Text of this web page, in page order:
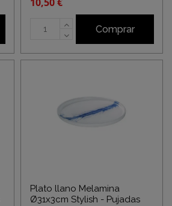
Comprar
Plato llano Melamina
Ø31x3cm Stylish - Pujadas